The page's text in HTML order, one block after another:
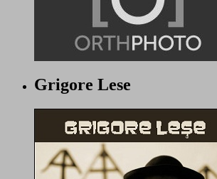
Grigore Lese